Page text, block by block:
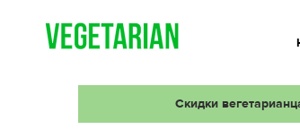
Скидки